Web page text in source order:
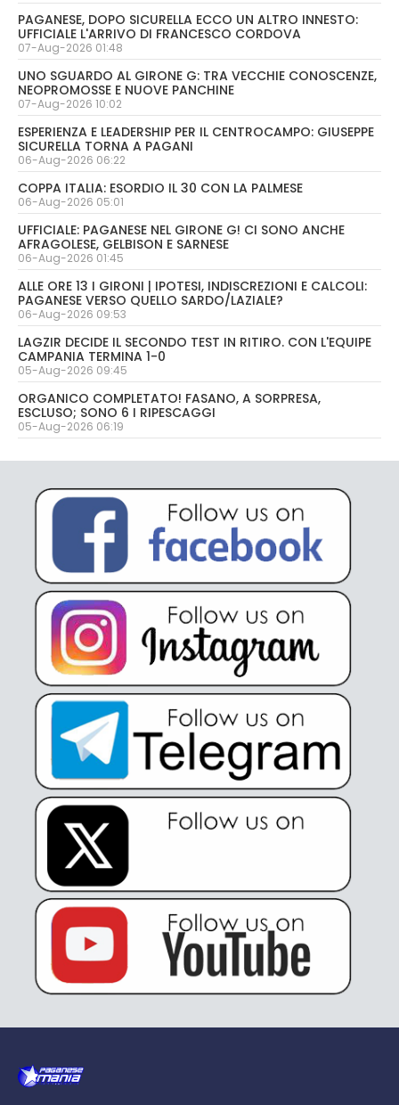
PAGANESE, DOPO SICURELLA ECCO UN ALTRO INNESTO:
UFFICIALE L'ARRIVO DI FRANCESCO CORDOVA
07-Aug-2026 01:48
UNO SGUARDO AL GIRONE G: TRA VECCHIE CONOSCENZE,
NEOPROMOSSE E NUOVE PANCHINE
07-Aug-2026 10:02
ESPERIENZA E LEADERSHIP PER IL CENTROCAMPO: GIUSEPPE
SICURELLA TORNA A PAGANI
06-Aug-2026 06:22
COPPA ITALIA: ESORDIO IL 30 CON LA PALMESE
06-Aug-2026 05:01
UFFICIALE: PAGANESE NEL GIRONE G! CI SONO ANCHE
AFRAGOLESE, GELBISON E SARNESE
06-Aug-2026 01:45
ALLE ORE 13 I GIRONI | IPOTESI, INDISCREZIONI E CALCOLI:
PAGANESE VERSO QUELLO SARDO/LAZIALE?
06-Aug-2026 09:53
LAGZIR DECIDE IL SECONDO TEST IN RITIRO. CON L'EQUIPE
CAMPANIA TERMINA 1-0
05-Aug-2026 09:45
ORGANICO COMPLETATO! FASANO, A SORPRESA,
ESCLUSO; SONO 6 I RIPESCAGGI
05-Aug-2026 06:19